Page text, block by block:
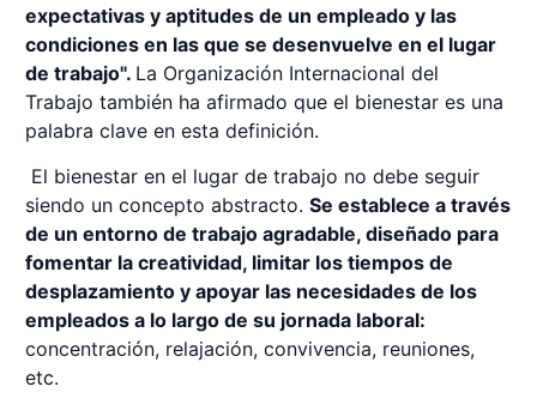
expectativas y aptitudes de un empleado y las
condiciones en las que se desenvuelve en el lugar
de trabajo". La Organización Internacional del
Trabajo también ha afirmado que el bienestar es una
palabra clave en esta definición.
El bienestar en el lugar de trabajo no debe seguir
siendo un concepto abstracto. Se establece a través
de un entorno de trabajo agradable, diseñado para
fomentar la creatividad, limitar los tiempos de
desplazamiento y apoyar las necesidades de los
empleados a lo largo de su jornada laboral:
concentración, relajación, convivencia, reuniones,
etc.